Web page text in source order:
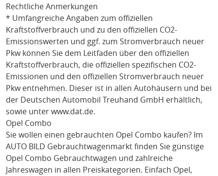
Rechtliche Anmerkungen
* Umfangreiche Angaben zum offiziellen
Kraftstoffverbrauch und zu den offiziellen CO2-
Emissionswerten und ggf. zum Stromverbrauch neuer
Pkw können Sie dem Leitfaden über den offiziellen
Kraftstoffverbrauch, die offiziellen spezifischen CO2-
Emissionen und den offiziellen Stromverbrauch neuer
Pkw entnehmen. Dieser ist in allen Autohäusern und bei
der Deutschen Automobil Treuhand GmbH erhältlich,
sowie unter www.dat.de.
Opel Combo
Sie wollen einen gebrauchten Opel Combo kaufen? Im
AUTO BILD Gebrauchtwagenmarkt finden Sie günstige
Opel Combo Gebrauchtwagen und zahlreiche
Jahreswagen in allen Preiskategorien. Einfach Opel,